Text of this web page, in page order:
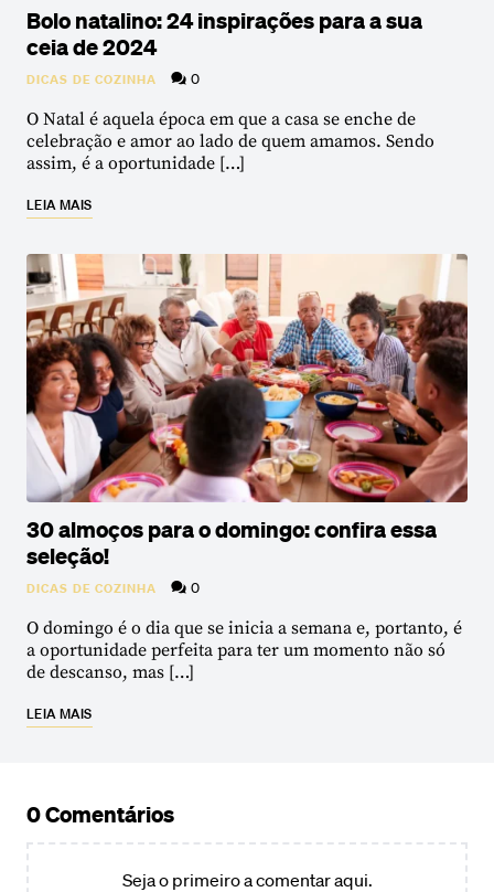
Bolo natalino: 24 inspirações para a sua
ceia de 2024
DICAS DE COZINHA 0
O Natal é aquela época em que a casa se enche de
celebração e amor ao lado de quem amamos. Sendo
assim, é a oportunidade […]
LEIA MAIS
30 almoços para o domingo: confira essa
seleção!
DICAS DE COZINHA 0
O domingo é o dia que se inicia a semana e, portanto, é
a oportunidade perfeita para ter um momento não só
de descanso, mas […]
LEIA MAIS
0 Comentários
Seja o primeiro a comentar aqui.